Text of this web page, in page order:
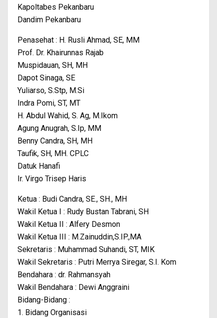
Kapoltabes Pekanbaru
Dandim Pekanbaru
Penasehat : H. Rusli Ahmad, SE, MM
Prof. Dr. Khairunnas Rajab
Muspidauan, SH, MH
Dapot Sinaga, SE
Yuliarso, S.Stp, M.Si
Indra Pomi, ST, MT
H. Abdul Wahid, S. Ag, M.Ikom
Agung Anugrah, S.Ip, MM
Benny Candra, SH, MH
Taufik, SH, MH. CPLC
Datuk Hanafi
Ir. Virgo Trisep Haris
Ketua : Budi Candra, SE., SH., MH
Wakil Ketua I : Rudy Bustan Tabrani, SH
Wakil Ketua II : Alfery Desmon
Wakil Ketua III : M.Zainuddin,S.IP.,MA
Sekretaris : Muhammad Suhandi, ST, MIK
Wakil Sekretaris : Putri Merrya Siregar, S.I. Kom
Bendahara : dr. Rahmansyah
Wakil Bendahara : Dewi Anggraini
Bidang-Bidang :
1. Bidang Organisasi